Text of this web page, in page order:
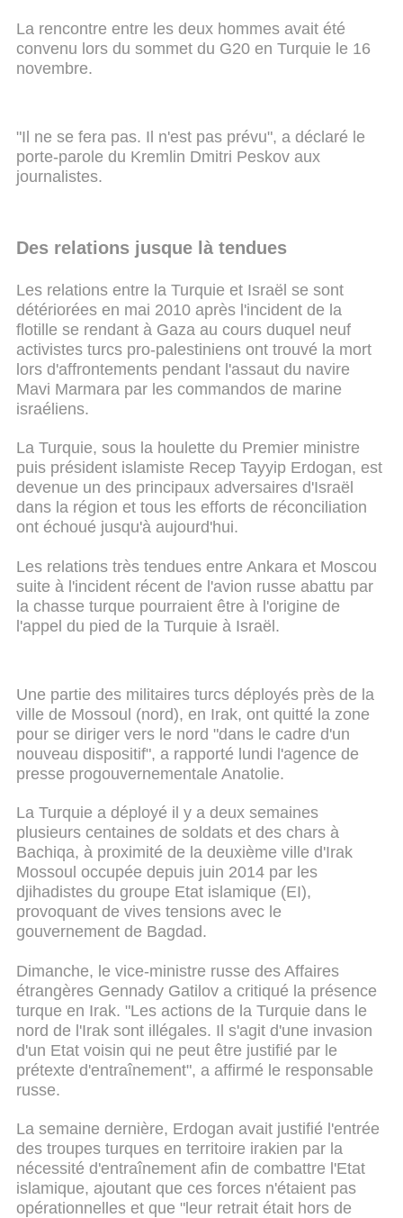
La rencontre entre les deux hommes avait été
convenu lors du sommet du G20 en Turquie le 16
novembre.
"Il ne se fera pas. Il n'est pas prévu", a déclaré le
porte-parole du Kremlin Dmitri Peskov aux
journalistes.
Des relations jusque là tendues
Les relations entre la Turquie et Israël se sont
détériorées en mai 2010 après l'incident de la
flotille se rendant à Gaza au cours duquel neuf
activistes turcs pro-palestiniens ont trouvé la mort
lors d'affrontements pendant l'assaut du navire
Mavi Marmara par les commandos de marine
israéliens.
La Turquie, sous la houlette du Premier ministre
puis président islamiste Recep Tayyip Erdogan, est
devenue un des principaux adversaires d'Israël
dans la région et tous les efforts de réconciliation
ont échoué jusqu'à aujourd'hui.
Les relations très tendues entre Ankara et Moscou
suite à l'incident récent de l'avion russe abattu par
la chasse turque pourraient être à l'origine de
l'appel du pied de la Turquie à Israël.
Une partie des militaires turcs déployés près de la
ville de Mossoul (nord), en Irak, ont quitté la zone
pour se diriger vers le nord "dans le cadre d'un
nouveau dispositif", a rapporté lundi l'agence de
presse progouvernementale Anatolie.
La Turquie a déployé il y a deux semaines
plusieurs centaines de soldats et des chars à
Bachiqa, à proximité de la deuxième ville d'Irak
Mossoul occupée depuis juin 2014 par les
djihadistes du groupe Etat islamique (EI),
provoquant de vives tensions avec le
gouvernement de Bagdad.
Dimanche, le vice-ministre russe des Affaires
étrangères Gennady Gatilov a critiqué la présence
turque en Irak. "Les actions de la Turquie dans le
nord de l'Irak sont illégales. Il s'agit d'une invasion
d'un Etat voisin qui ne peut être justifié par le
prétexte d'entraînement", a affirmé le responsable
russe.
La semaine dernière, Erdogan avait justifié l'entrée
des troupes turques en territoire irakien par la
nécessité d'entraînement afin de combattre l'Etat
islamique, ajoutant que ces forces n'étaient pas
opérationnelles et que "leur retrait était hors de